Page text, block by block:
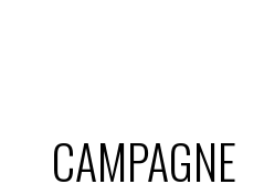
CAMPAGNE